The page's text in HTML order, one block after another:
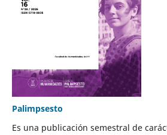
Palimpsesto
Es una publicación semestral de